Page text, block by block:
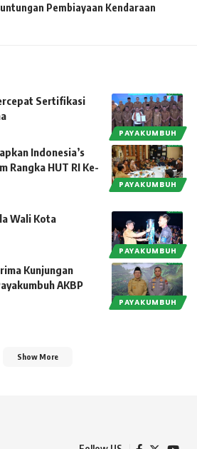
Pembiayaan Kendaraan
PAYAKUMBUH
Sertifikasi
PAYAKUMBUH
Indonesia’s
Rangka HUT RI Ke-
PAYAKUMBUH
Wali Kota
PAYAKUMBUH
Kunjungan
AKBP
Show More